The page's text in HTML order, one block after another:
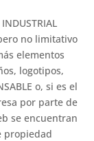
no limitativo
elementos
logotipos,
o, si es el
por parte de
se encuentran
propiedad